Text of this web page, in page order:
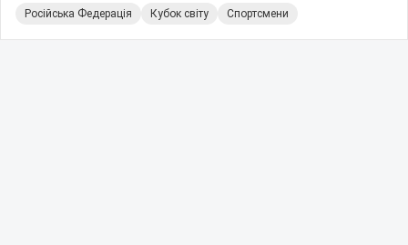
Російська Федерація Кубок світу Спортсмени